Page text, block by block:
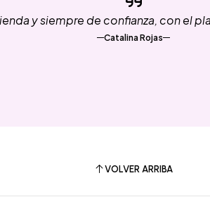
y siempre de confianza, con el
Catalina Rojas
VOLVER ARRIBA